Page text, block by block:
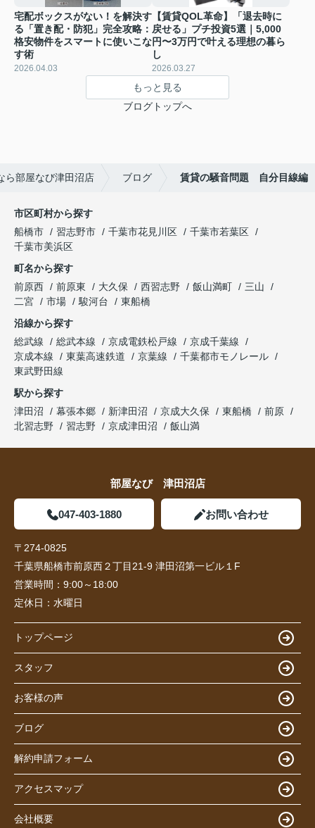
宅配ボックスがない！を解決す
る「置き配・防犯」完全攻略：
格安物件をスマートに使いこな
す術
2026.04.03
【賃貸QOL革命】「退去時に
戻せる」プチ投資5選｜5,000
円〜3万円で叶える理想の暮ら
し
2026.03.27
もっと見る
ブログトップへ
ら部屋なび津田沼店 ブログ 賃貸の騒音問題 自分目線編
市区町村から探す
船橋市
習志野市 千葉市花見川区
千葉市若葉区
千葉市美浜区
町名から探す
前原西
前原東 大久保 西習志野 飯山満町
三山
二宮
市場 駿河台
東船橋
沿線から探す
総武線
総武本線 京成電鉄松戸線
京成千葉線
京成本線
東葉高速鉄道 京葉線
千葉都市モノレール
東武野田線
駅から探す
津田沼
幕張本郷 新津田沼 京成大久保 東船橋
前原
北習志野
習志野 京成津田沼 飯山満
部屋なび 津田沼店
047-403-1880 お問い合わせ
〒274-0825
千葉県船橋市前原西２丁目21-9 津田沼第一ビル１F
営業時間： 9:00～18:00
定休日： 水曜日
トップページ
スタッフ
お客様の声
ブログ
解約申請フォーム
アクセスマップ
会社概要